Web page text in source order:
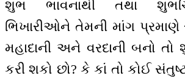
શુભ ભાવનાથી તથા
ભિખારીઓને તેમની માંગ પ્રમાણે
મહાદાની અને વરદાની બનો
કરી શકો છો? કે કાં તો કોઈ